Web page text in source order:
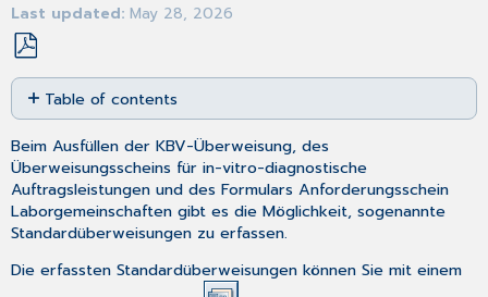
Last updated May 28, 2026
Save
as
PDF
Table of contents
erfassen
Standardüberweisung
laden
Beim Ausfüllen derKBV-Überweisung, des
Überweisungsscheins für in-vitro-diagnostische
Auftragsleistungen und des FormularsAnforderungsschein
Laborgemeinschaften gibt es die Möglichkeit, sogenannte
Standardüberweisungen zu erfassen.
Die erfassten Standardüberweisungen können Sie mit einem